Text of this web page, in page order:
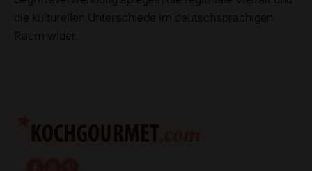
die kulturellen Unterschiede im deutschsprachigen
Raum wider.